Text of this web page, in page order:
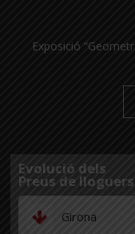
Exposició
Evolució dels
Preus de lloguers
Girona